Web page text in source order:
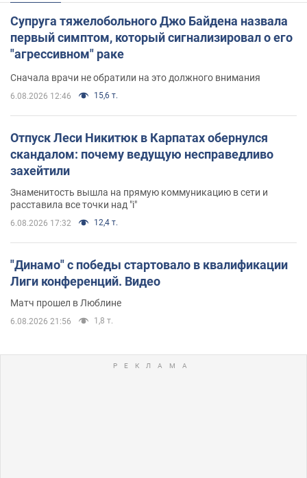
Супруга тяжелобольного Джо Байдена назвала
первый симптом, который сигнализировал о его
"агрессивном" раке
Сначала врачи не обратили на это должного внимания
6.08.2026 12:46 15,6 т.
Отпуск Леси Никитюк в Карпатах обернулся
скандалом: почему ведущую несправедливо
захейтили
Знаменитость вышла на прямую коммуникацию в сети и
расставила все точки над "i"
6.08.2026 17:32 12,4 т.
"Динамо" с победы стартовало в квалификации
Лиги конференций. Видео
Матч прошел в Люблине
6.08.2026 21:56 1,8 т.